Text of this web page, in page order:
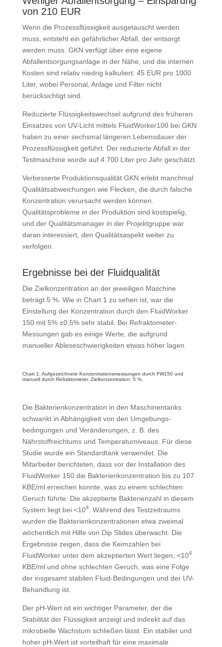
von 210 EUR
Wenn die Prozessflüssigkeit aus­ge­tauscht werden
muss, entsteht ein gefährlicher Abfall, der entsorgt
werden muss. GKN verfügt über eine eigene
Abfallentsorgungsanlage in der Nähe, und die internen
Kosten sind relativ niedrig kalkuliert: 45 EUR pro 1000
Liter, wobei Personal, Anlage und Filter nicht
berücksichtigt sind.
Reduzierte Flüssigkeitswechsel aufgrund des früheren
Einsatzes von UV-Licht mittels FluidWorker100 bei GKN
haben zu einer sechsmal längeren Lebensdauer der
Prozess­flüssigkeit geführt. Der reduzierte Abfall in der
Testmaschine wurde auf 4.700 Liter pro Jahr geschätzt.
Verbesserte Produktionsqualität GKN erlebt manchmal
Qualitäts­ab­weichungen wie Flecken, die durch falsche
Konzentration verursacht werden können.
Qualitätsprobleme in der Produktion sind kostspielig,
und der Qualitätsmanager in der Projekt­gruppe war
daran interessiert, den Qualitätsaspekt weiter zu
verfolgen.
Ergebnisse bei der Fluidqualität
Die Zielkonzentration an der jeweiligen Maschine
beträgt 5 %. Wie in Chart 1 zu sehen ist, war die
Einstellung der Konzentration durch den FluidWorker
150 mit 5% ±0,5% sehr stabil. Bei Refraktometer-
Messungen gab es einige Werte, die aufgrund
manueller Ableseschwierigkeiten etwas höher lagen.
Chart 1: Aufgezeichnete Konzentrationsmessungen durch FW150 und
manuell durch Refraktometer. Zielkonzentration: 5 %.
Die Bakterienkonzentration in den Maschinentanks
schwankt in Ab­hängigkeit von den Umgebungs­
bedingungen und Veränderungen, z. B. des
Nährstoffreichtums und Temperatur­niveaus. Für diese
Studie wurde ein Standardtank verwendet. Die
Mitarbeiter berichteten, dass vor der Installation des
FluidWorker 150 die Bakterienkonzentration bis zu 107
KBE/ml erreichen konnte, was zu einem schlechten
Geruch führte. Die ak­zeptierte Bakterien­zahl in diesem
System liegt bei <104. Während des Testzeitraums
wurden die Bakterien­konzentrationen etwa zweimal
wöchentlich mit Hilfe von Dip Slides überwacht. Die
Ergebnisse zeigen, dass die Keimzahlen bei
FluidWorker unter dem akzeptierten Wert liegen; <104
KBE/ml und ohne schlechten Geruch, was eine Folge
der insgesamt stabilen Fluid-Bedingungen und der UV-
Behandlung ist.
Der pH-Wert ist ein wichtiger Para­meter, der die
Stabilität der Flüssigkeit anzeigt und indirekt auf das
mikro­bielle Wachstum schließen lässt. Ein stabiler und
hoher pH-Wert ist vorteil­haft für eine maximale